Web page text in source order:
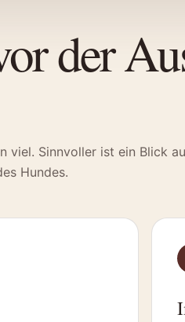
der
viel. Sinnvoller ist ein Blick
Hundes.